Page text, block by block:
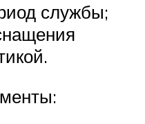
службы;